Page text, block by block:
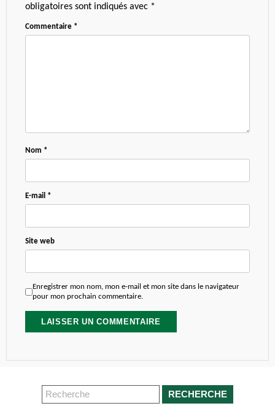
obligatoires sont indiqués avec *
Commentaire *
Nom *
E-mail *
Site web
Enregistrer mon nom, mon e-mail et mon site dans le navigateur
pour mon prochain commentaire.
RECHERCHE